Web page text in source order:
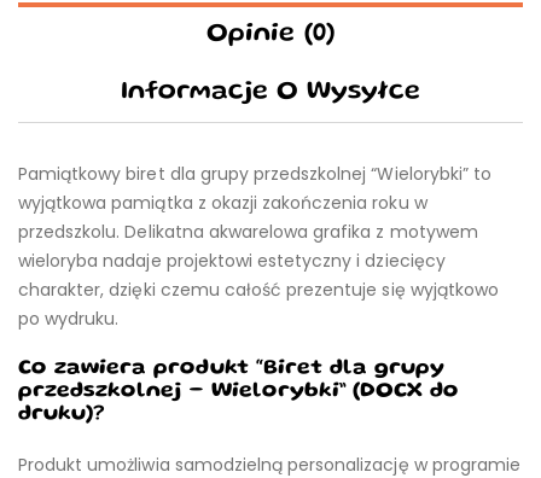
Opinie (0)
Informacje O Wysyłce
Pamiątkowy biret dla grupy przedszkolnej “Wielorybki” to
wyjątkowa pamiątka z okazji zakończenia roku w
przedszkolu. Delikatna akwarelowa grafika z motywem
wieloryba nadaje projektowi estetyczny i dziecięcy
charakter, dzięki czemu całość prezentuje się wyjątkowo
po wydruku.
Co zawiera produkt “Biret dla grupy
przedszkolnej – Wielorybki” (DOCX do
druku)?
Produkt umożliwia samodzielną personalizację w programie